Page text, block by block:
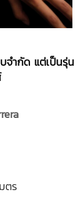
จำกัด แต่เป็นรุ่น
ตร